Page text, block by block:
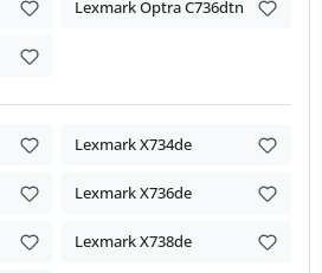
Lexmark Optra C736dtn
Lexmark X734de
Lexmark X736de
Lexmark X738de